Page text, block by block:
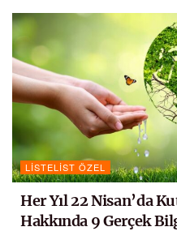
LISTELIST ÖZEL
Her Yıl 22 Nisan’da
Hakkında 9 Gerçek